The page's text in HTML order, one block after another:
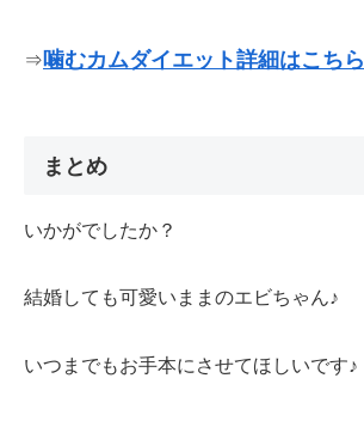
⇒噛むカムダイエット詳細はこちら
まとめ
いかがでしたか？
結婚しても可愛いままのエビちゃん♪
いつまでもお手本にさせてほしいです♪